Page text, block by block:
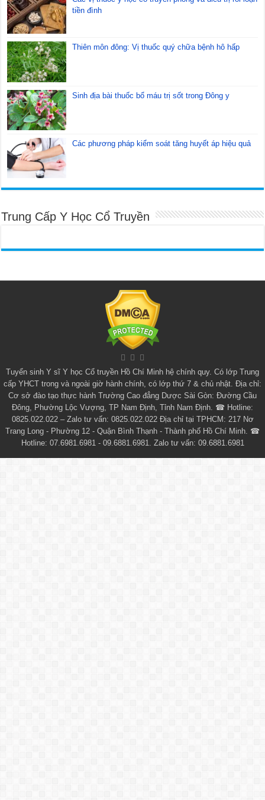
tiền đình
Thiên môn đông: Vị thuốc quý chữa bệnh hô hấp
Sinh địa bài thuốc bổ máu trị sốt trong Đông y
Các phương pháp kiểm soát tăng huyết áp hiệu quả
Trung Cấp Y Học Cổ Truyền
Tuyển sinh Y sĩ Y học Cổ truyền Hồ Chí Minh hệ chính quy. Có lớp Trung
cấp YHCT trong và ngoài giờ hành chính, có lớp thứ 7 & chủ nhật. Địa chỉ:
Cơ sở đào tạo thực hành Trường Cao đẳng Dược Sài Gòn: Đường Cầu
Đông, Phường Lộc Vượng, TP Nam Định, Tỉnh Nam Định. ☎ Hotline:
0825.022.022 – Zalo tư vấn: 0825.022.022 Địa chỉ tại TPHCM: 217 Nơ
Trang Long - Phường 12 - Quận Bình Thạnh - Thành phố Hồ Chí Minh. ☎
Hotline: 07.6981.6981 - 09.6881.6981. Zalo tư vấn: 09.6881.6981